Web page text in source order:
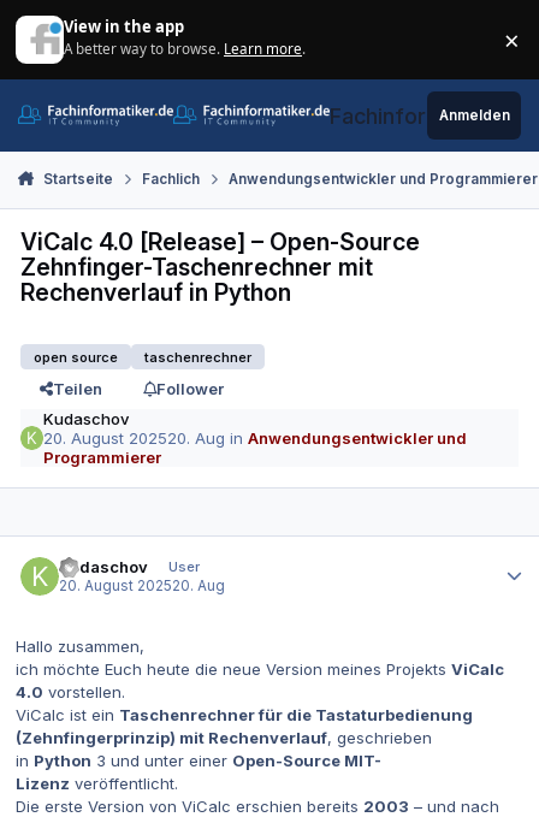
View in the app
A better way to browse. Learn more. ×
Fachinformatiker.de
Anmelden
Startseite Fachlich Anwendungsentwickler und Programmierer
ViCalc 4.0 [Release] – Open-Source
Zehnfinger-Taschenrechner mit
Rechenverlauf in Python
open source taschenrechner
Teilen
Follower
Kudaschov
20. August 202520. Aug inAnwendungsentwickler und
Programmierer
Kudaschov
User
20. August 202520. Aug
Hallo zusammen,
ich möchte Euch heute die neue Version meines Projekts ViCalc
4.0 vorstellen.
ViCalc ist ein Taschenrechner für die Tastaturbedienung
(Zehnfingerprinzip) mit Rechenverlauf, geschrieben
in Python 3 und unter einer Open-Source MIT-
Lizenz veröffentlicht.
Die erste Version von ViCalc erschien bereits 2003 – und nach